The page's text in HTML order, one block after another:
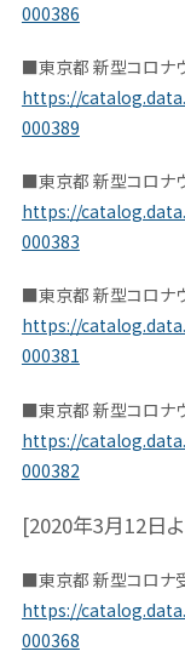
000386
■東京都 新型コロナ
https://
000389
■東京都 新型コロナ
https://
000383
■東京都 新型コロナ
https://
000381
■東京都 新型コロナ
https://
000382
[2020年3月12日
■東京都 新型コロナ
https://
000368